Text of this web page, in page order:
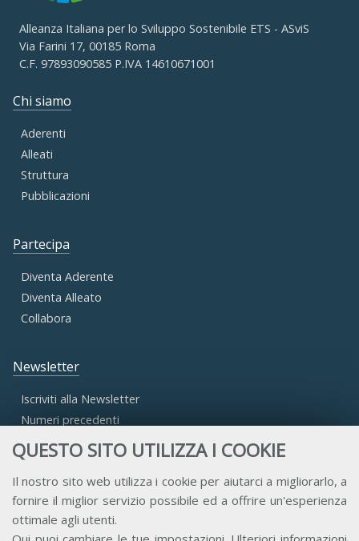
QUESTO SITO UTILIZZA I COOKIE
Il nostro sito web utilizza i cookie per aiutarci a migliorarlo, a
fornire il miglior servizio possibile ed a offrire un'esperienza
ottimale agli utenti.
Alleanza Italiana per lo Sviluppo Sostenibile ETS - ASviS
Via Farini 17, 00185 Roma
C.F. 97893090585 P.IVA 14610671001
Chi siamo
Aderenti
Alleati
Struttura
Pubblicazioni
Partecipa
Diventa Aderente
Diventa Alleato
Collabora
Newsletter
Iscriviti alla Newsletter
Numeri precedenti
Accesso Aderenti
Accesso Consulta